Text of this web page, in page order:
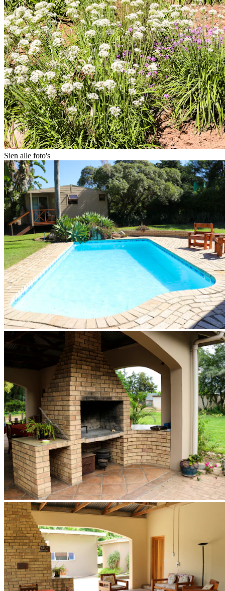
Sien alle foto's